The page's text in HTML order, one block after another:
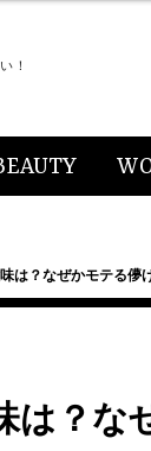
！
味は？なぜかモテる
は？